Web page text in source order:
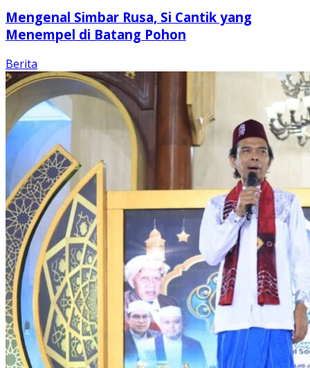
Mengenal Simbar Rusa, Si Cantik yang
Menempel di Batang Pohon
Berita